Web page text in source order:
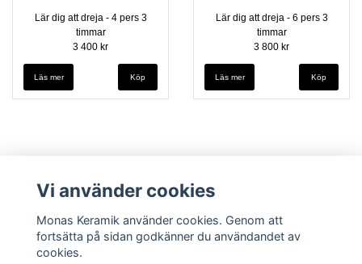
Lär dig att dreja - 4 pers 3
timmar
3 400 kr
Läs mer
Lär dig att dreja - 6 pers 3
timmar
3 800 kr
Läs mer
Vi använder cookies
Monas Keramik använder cookies. Genom att
fortsätta på sidan godkänner du användandet av
cookies.